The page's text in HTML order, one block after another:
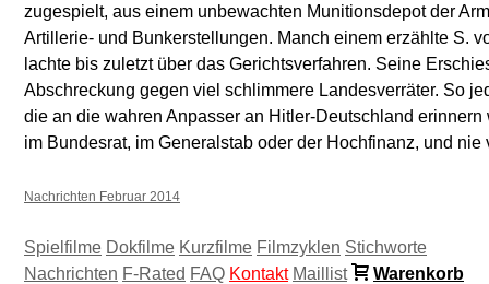
zugespielt, aus einem unbewachten Munitionsdepot der
Artillerie- und Bunkerstellungen. Manch einem erzählte S.
lachte bis zuletzt über das Gerichtsverfahren. Seine
Abschreckung gegen viel schlimmere Landesverräter. So
die an die wahren Anpasser an Hitler-Deutschland
im Bundesrat, im Generalstab oder der Hochfinanz, und nie
Nachrichten Februar 2014
Spielfilme Dokfilme Kurzfilme Filmzyklen Stichworte
Nachrichten F-Rated FAQ Kontakt Maillist
Warenkorb